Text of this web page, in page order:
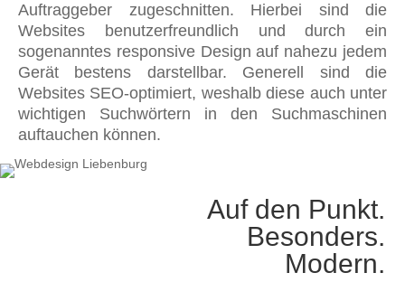
Auftraggeber zugeschnitten. Hierbei sind die
Websites benutzerfreundlich und durch ein
sogenanntes responsive Design auf nahezu jedem
Gerät bestens darstellbar. Generell sind die
Websites SEO-optimiert, weshalb diese auch unter
wichtigen Suchwörtern in den Suchmaschinen
auftauchen können.
Auf den Punkt.
Besonders.
Modern.